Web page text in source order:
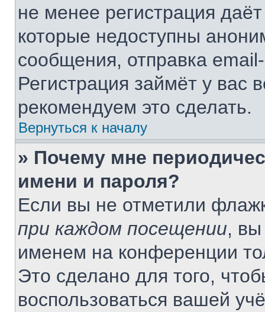
не менее регистрация
которые недоступны
сообщения, отправка
Регистрация займёт у вас
рекомендуем это сделать.
Вернуться к началу
» Почему мне
имени и пароля?
Если вы не отметили
при каждом посещении, вы
именем на конференции
Это сделано для того,
воспользоваться вашей